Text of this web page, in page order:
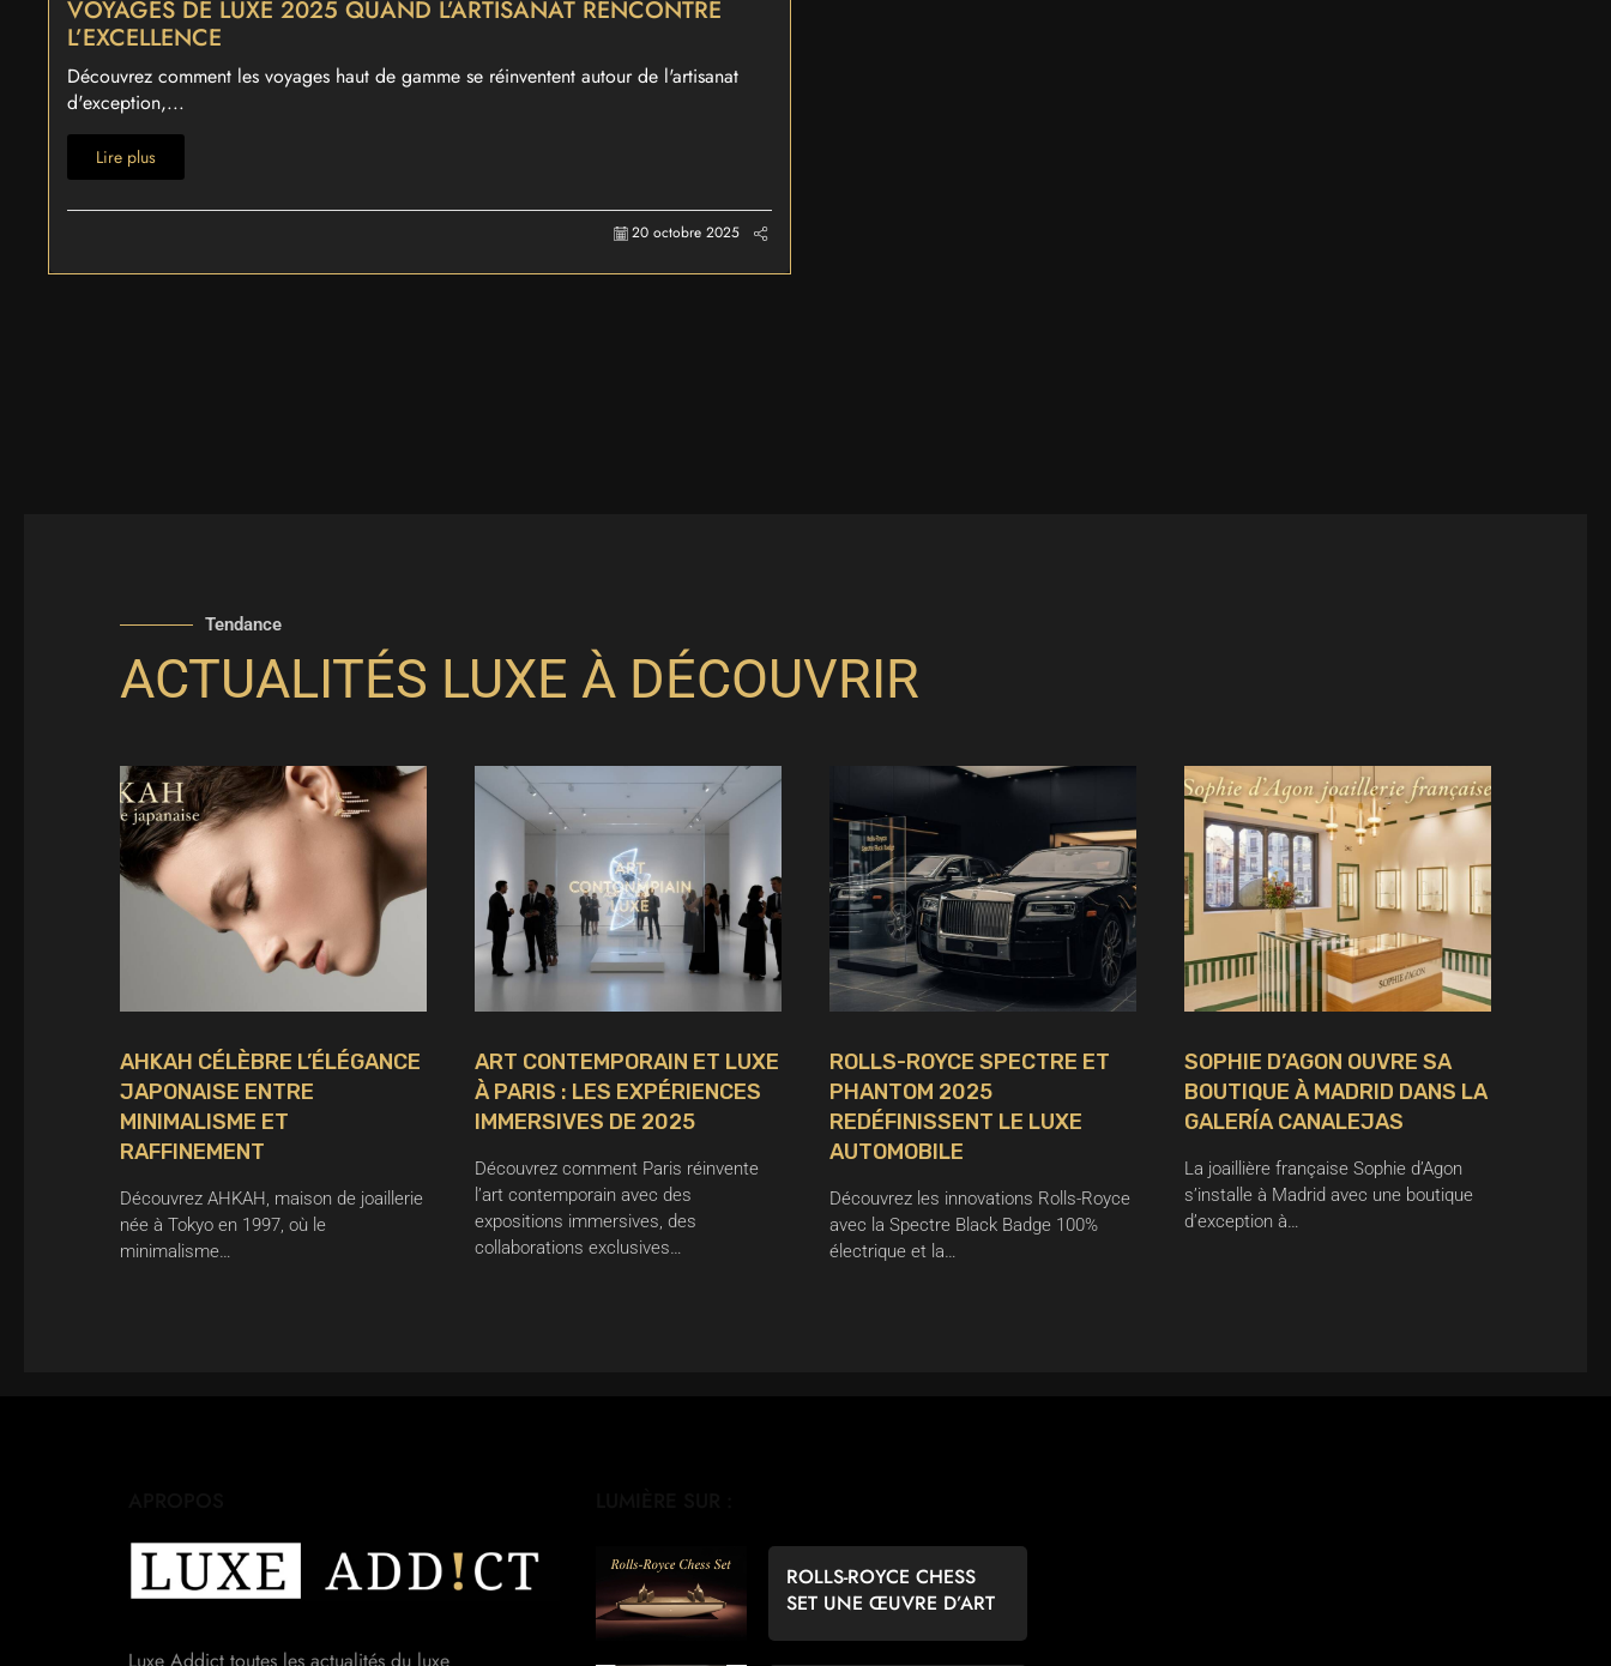
VOYAGES DE LUXE 2025 QUAND L’ARTISANAT RENCONTRE
L’EXCELLENCE
Découvrez comment les voyages haut de gamme se réinventent autour de l'artisanat
d'exception,...
Lire plus
20 octobre 2025
Tendance
ACTUALITÉS LUXE À DÉCOUVRIR
AHKAH CÉLÈBRE L’ÉLÉGANCE
JAPONAISE ENTRE
MINIMALISME ET
RAFFINEMENT
Découvrez AHKAH, maison de joaillerie
née à Tokyo en 1997, où le
minimalisme…
ART CONTEMPORAIN ET LUXE
À PARIS : LES EXPÉRIENCES
IMMERSIVES DE 2025
Découvrez comment Paris réinvente
l’art contemporain avec des
expositions immersives, des
collaborations exclusives…
ROLLS-ROYCE SPECTRE ET
PHANTOM 2025
REDÉFINISSENT LE LUXE
AUTOMOBILE
Découvrez les innovations Rolls-Royce
avec la Spectre Black Badge 100%
électrique et la…
SOPHIE D’AGON OUVRE SA
BOUTIQUE À MADRID DANS LA
GALERÍA CANALEJAS
La joaillière française Sophie d’Agon
s’installe à Madrid avec une boutique
d’exception à…
Luxe Addict toutes les actualités du luxe
ROLLS-ROYCE CHESS
SET UNE ŒUVRE D’ART